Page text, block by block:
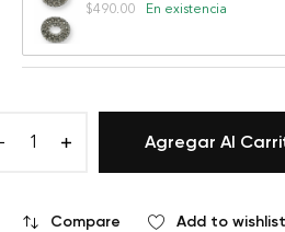
$490.00 En existencia
Agregar Al
Compare Add to wishlist